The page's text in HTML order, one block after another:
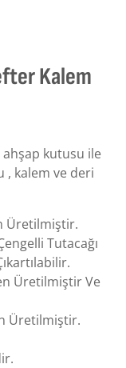
Kalem
ahşap kutusu ile
, kalem ve deri
Üretilmiştir.
Tutacağı
Üretilmiştir Ve
Üretilmiştir.